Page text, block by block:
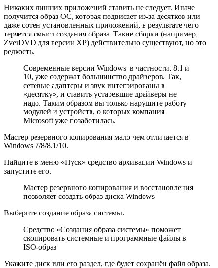
Никаких лишних приложений ставить не следует. Иначе
получится образ ОС, которая подвисает из-за десятков или
даже сотен установленных приложений, в результате чего
теряется смысл создания образа. Такие сборки (например,
ZverDVD для версии XP) действительно существуют, но это
редкость.
Современные версии Windows, в частности, 8.1 и
10, уже содержат большинство драйверов. Так,
сетевые адаптеры и звук интегрированы в
«десятку», и ставить устаревшие драйверы не
надо. Таким образом вы только нарушите работу
модулей и устройств, о которых компания
Microsoft уже позаботилась.
Мастер резервного копирования мало чем отличается в
Windows 7/8/8.1/10.
Найдите в меню «Пуск» средство архивации Windows и
запустите его.
Мастер резервного копирования и восстановления
позволяет создать образ диска Windows
Выберите создание образа системы.
Средство «Создания образа системы» поможет
скопировать системные и программные файлы в
ISO-образ
Укажите диск или его раздел, где будет сохранён файл образа.